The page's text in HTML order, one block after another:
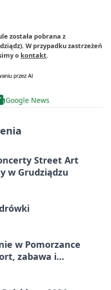
została pobrana z
W przypadku zastrzeżeń
o kontakt.
Google News
Street Art
w Grudziądzu
w Pomorzance
zabawa i